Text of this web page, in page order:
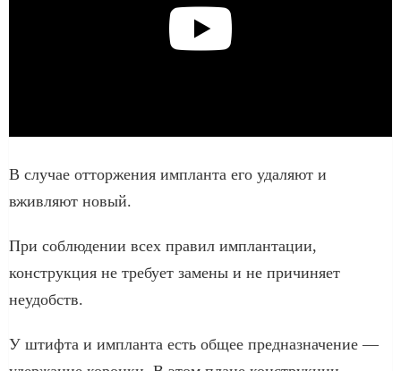
В случае отторжения импланта его удаляют и
вживляют новый.
При соблюдении всех правил имплантации,
конструкция не требует замены и не причиняет
неудобств.
У штифта и импланта есть общее предназначение —